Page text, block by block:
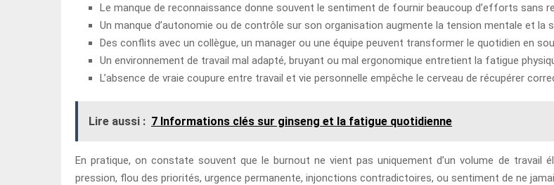
Le manque de reconnaissance donne souvent le sentiment de fournir beaucoup d’efforts sans
Un manque d’autonomie ou de contrôle sur son organisation augmente la tension mentale et la
Des conflits avec un collègue, un manager ou une équipe peuvent transformer le quotidien en
Un environnement de travail mal adapté, bruyant ou mal ergonomique entretient la fatigue
L’absence de vraie coupure entre travail et vie personnelle empêche le cerveau de récupérer
Lire aussi : 7 Informations clés sur ginseng et la fatigue quotidienne
En pratique, on constate souvent que le burnout ne vient pas uniquement d’un volume de travail
pression, flou des priorités, urgence permanente, injonctions contradictoires, ou sentiment de ne